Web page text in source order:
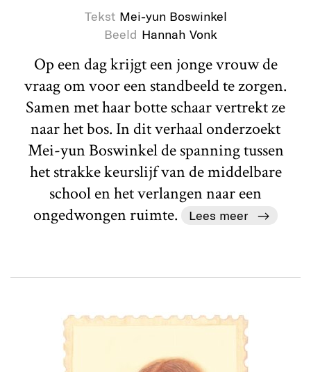
Tekst Mei-yun Boswinkel
Beeld Hannah Vonk
Op een dag krijgt een jonge vrouw de
vraag om voor een standbeeld te zorgen.
Samen met haar botte schaar vertrekt ze
naar het bos. In dit verhaal onderzoekt
Mei-yun Boswinkel de spanning tussen
het strakke keurslijf van de middelbare
school en het verlangen naar een
ongedwongen ruimte.
Lees meer